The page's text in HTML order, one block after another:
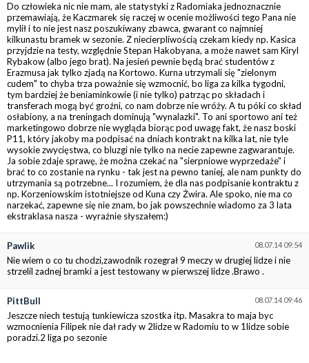
Do człowieka nic nie mam, ale statystyki z Radomiaka jednoznacznie
przemawiają, że Kaczmarek się raczej w ocenie możliwości tego Pana nie
mylił i to nie jest nasz poszukiwany zbawca, gwarant co najmniej
kilkunastu bramek w sezonie. Z niecierpliwością czekam kiedy np. Kasica
przyjdzie na testy, względnie Stepan Hakobyana, a może nawet sam Kiryl
Rybakow (albo jego brat). Na jesień pewnie będą brać studentów z
Erazmusa jak tylko zjadą na Kortowo. Kurna utrzymali się "zielonym
cudem" to chyba trza poważnie się wzmocnić, bo liga za kilka tygodni,
tym bardziej że beniaminkowie (i nie tylko) patrząc po składach i
transferach mogą być groźni, co nam dobrze nie wróży. A tu póki co skład
osłabiony, a na treningach dominują "wynalazki". To ani sportowo ani też
marketingowo dobrze nie wygląda biorąc pod uwagę fakt, że nasz boski
P11, który jakoby ma podpisać na dniach kontrakt na kilka lat, nie tyle
wysokie zwycięstwa, co bluzgi nie tylko na necie zapewne zagwarantuje.
Ja sobie zdaje sprawę, że można czekać na "sierpniowe wyprzedaże" i
brać to co zostanie na rynku - tak jest na pewno taniej, ale nam punkty do
utrzymania są potrzebne... I rozumiem, że dla nas podpisanie kontraktu z
np. Korzeniowskim istotniejsze od Kuna czy Żwira. Ale spoko, nie ma co
narzekać, zapewne się nie znam, bo jak powszechnie wiadomo za 3 lata
ekstraklasa nasza - wyraźnie słyszałem:)
08.07.14 09:54
Pawlik
Nie wiem o co tu chodzi,zawodnik rozegrał 9 meczy w drugiej lidze i nie
strzelil zadnej bramki a jest testowany w pierwszej lidze .Brawo .
08.07.14 09:46
PittBull
Jeszcze niech testują tunkiewicza szostka itp. Masakra to maja byc
wzmocnienia Filipek nie dał rady w 2lidze w Radomiu to w 1lidze sobie
poradzi.2 liga po sezonie